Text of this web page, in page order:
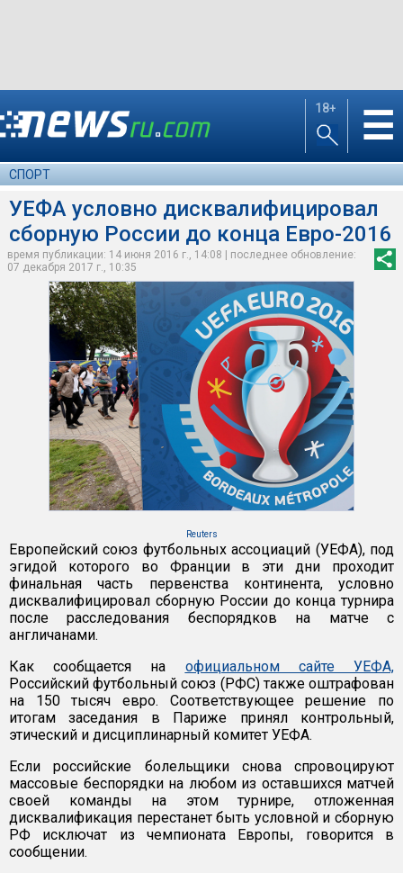
18+ ☰
СПОРТ
УЕФА условно дисквалифицировал
сборную России до конца Евро-2016
время публикации: 14 июня 2016 г., 14:08 | последнее обновление:
07 декабря 2017 г., 10:35
Reuters
Европейский союз футбольных ассоциаций (УЕФА), под
эгидой которого во Франции в эти дни проходит
финальная часть первенства континента, условно
дисквалифицировал сборную России до конца турнира
после расследования беспорядков на матче с
англичанами.
Как сообщается на официальном сайте УЕФА,
Российский футбольный союз (РФС) также оштрафован
на 150 тысяч евро. Соответствующее решение по
итогам заседания в Париже принял контрольный,
этический и дисциплинарный комитет УЕФА.
Если российские болельщики снова спровоцируют
массовые беспорядки на любом из оставшихся матчей
своей команды на этом турнире, отложенная
дисквалификация перестанет быть условной и сборную
РФ исключат из чемпионата Европы, говорится в
сообщении.